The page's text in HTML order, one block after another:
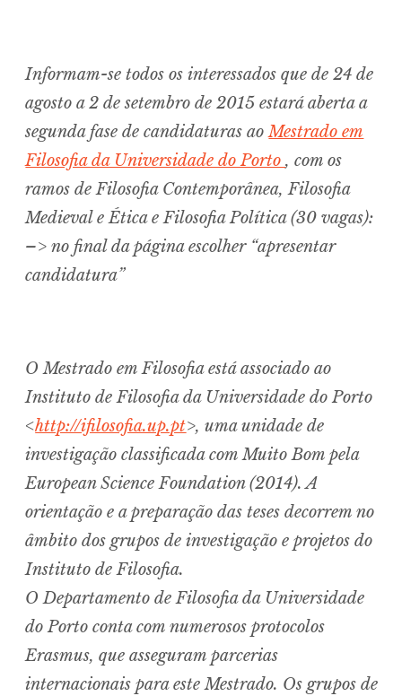
child
menu
child
child
menu
Informam-se todos os interessados que de 24 de
agosto a 2 de setembro de 2015 estará aberta a
segunda fase de candidaturas aoMestrado em
Filosofia da Universidade do Porto, com os
ramos de Filosofia Contemporânea, Filosofia
Medieval e Ética e Filosofia Política (30 vagas):
–> no final da página escolher “apresentar
candidatura”
O Mestrado em Filosofia está associado ao
Instituto de Filosofia da Universidade do Porto
<http://ifilosofia.up.pt>, uma unidade de
investigação classificada com Muito Bom pela
European Science Foundation (2014). A
orientação e a preparação das teses decorrem no
âmbito dos grupos de investigação e projetos do
Instituto de Filosofia.
O Departamento de Filosofia da Universidade
do Porto conta com numerosos protocolos
Erasmus, que asseguram parcerias
internacionais para este Mestrado. Os grupos de